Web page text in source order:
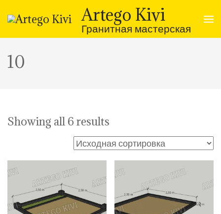
содержимому
(нажмите
Enter)
Artego Kivi
Гранитная мастерская
10
Showing all 6 results